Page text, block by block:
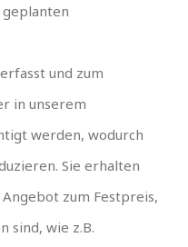
und zum
in unserem
werden, wodurch
Sie erhalten
zum Festpreis,
sind, wie z.B.